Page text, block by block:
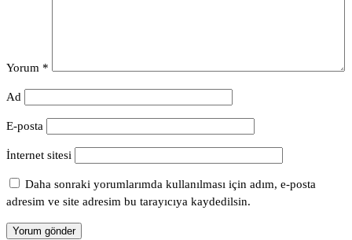
Yorum *
Ad
E-posta
İnternet sitesi
Daha sonraki yorumlarımda kullanılması için adım, e-posta
adresim ve site adresim bu tarayıcıya kaydedilsin.